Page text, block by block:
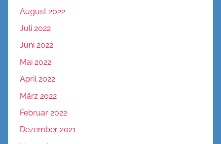
August 2022
Juli 2022
Juni 2022
Mai 2022
April 2022
März 2022
Februar 2022
Dezember 2021